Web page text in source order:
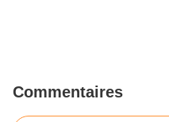
Commentaires